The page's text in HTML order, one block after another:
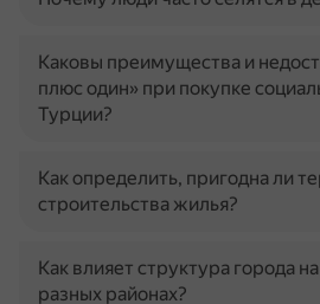
Каковы преимущества и
плюс один» при покупке
Турции?
Как определить, пригодна ли
строительства жилья?
Как влияет структура города
разных районах?